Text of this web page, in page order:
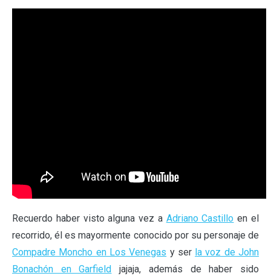
Recuerdo haber visto alguna vez a Adriano Castillo en el
recorrido, él es mayormente conocido por su personaje de
Compadre Moncho en Los Venegas y ser la voz de John
Bonachón en Garfield jajaja, además de haber sido